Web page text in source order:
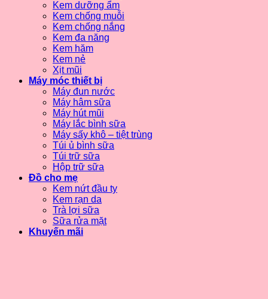
Kem dưỡng ẩm
Kem chống muỗi
Kem chống nắng
Kem đa năng
Kem hăm
Kem nẻ
Xịt mũi
Máy móc thiết bị
Máy đun nước
Máy hâm sữa
Máy hút mũi
Máy lắc bình sữa
Máy sấy khô – tiệt trùng
Túi ủ bình sữa
Túi trữ sữa
Hộp trữ sữa
Đồ cho mẹ
Kem nứt đầu ty
Kem rạn da
Trà lợi sữa
Sữa rửa mặt
Khuyến mãi